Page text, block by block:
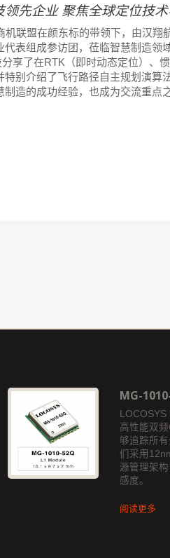
先企业 聚焦全球定位技
联盟在颜东标的带领下，由汉翔
表组成参访团，莅临智慧制造领
享了在RTK（即时动态定位）、
别介绍了飞行路径自主规划演算
造的成功经验，也成为交流重点之
MG-
高性能双
够追踪所
们采用
源管理架
感度。
阅读更多